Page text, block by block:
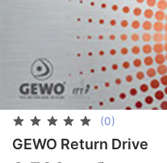
(0)
GEWO Return Drive